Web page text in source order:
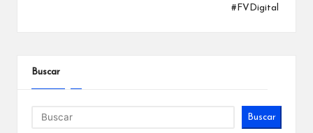
#FVDigital
Buscar
Buscar